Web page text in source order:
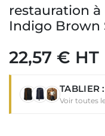
restauration
Indigo Brown
22,57 € HT
TABLIER
Voir toutes